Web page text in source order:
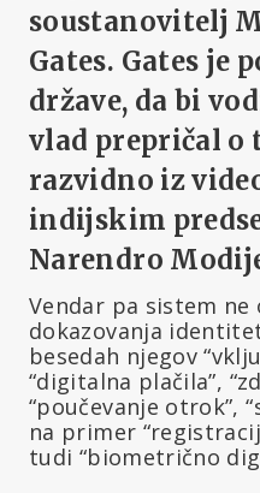
soustanovitelj
Gates. Gates je
države, da bi
vlad prepričal o
razvidno iz
indijskim
Narendro
Vendar pa sistem ne
dokazovanja
besedah njegov
“digitalna plačila”,
“poučevanje otrok”,
na primer
tudi “biometrično